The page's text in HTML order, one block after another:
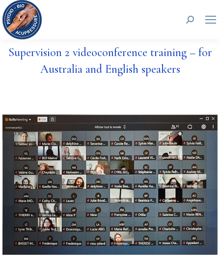
Supervision 2 videoconference training – for
Australia and English speakers